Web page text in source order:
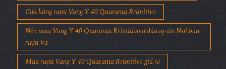
Nơi bán rượu Vang Ý 40 Quaranta Rrimitivo uy tín giá tốt
Cửa hàng rượu Vang Ý 40 Quaranta Rrimitivo
Nên mua Vang Ý 40 Quaranta Rrimitivo ở đâu uy tín Nơi bán
rượu Va